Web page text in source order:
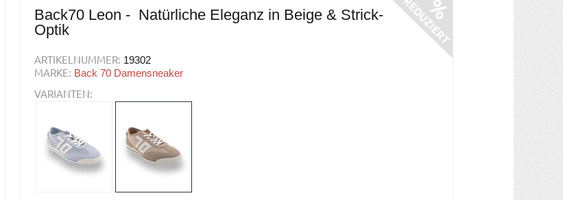
Back70 Leon - Natürliche Eleganz in Beige & Strick-
Optik
ARTIKELNUMMER: 19302
MARKE: Back 70 Damensneaker
VARIANTEN: